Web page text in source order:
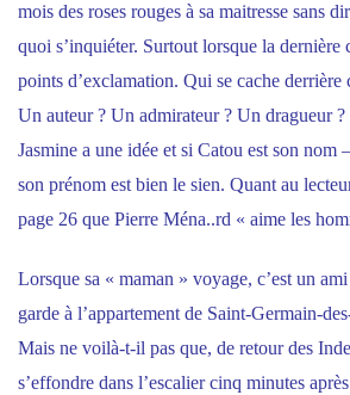
mois des roses rouges à sa maitresse sans
quoi s’inquiéter. Surtout lorsque la dernière
points d’exclamation. Qui se cache derrière
Un auteur ? Un admirateur ? Un dragueur
Jasmine a une idée et si Catou est son nom
son prénom est bien le sien. Quant au
page 26 que Pierre Ména..rd « aime les
Lorsque sa « maman » voyage, c’est un
garde à l’appartement de Saint-Germain-
Mais ne voilà-t-il pas que, de retour des
s’effondre dans l’escalier cinq minutes